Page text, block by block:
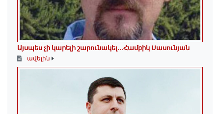
Այսպես չի կարելի շարունակել․․․Համբիկ Սասունյան
ավելին